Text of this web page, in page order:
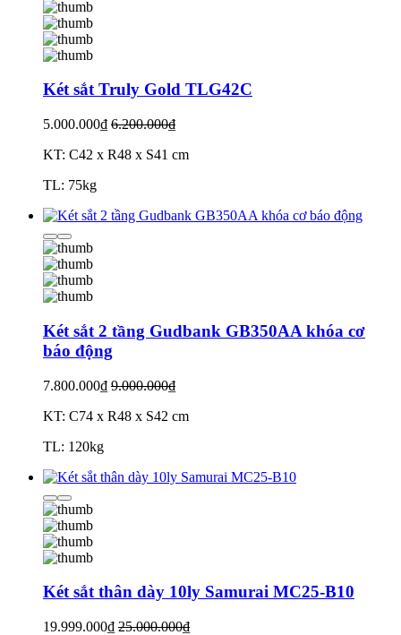
Két sắt Truly Gold TLG42C
5.000.000₫ 6.200.000₫
KT: C42 x R48 x S41 cm
TL: 75kg
Két sắt 2 tầng Gudbank GB350AA khóa cơ
báo động
7.800.000₫ 9.000.000₫
KT: C74 x R48 x S42 cm
TL: 120kg
Két sắt thân dày 10ly Samurai MC25-B10
19.999.000₫ 25.000.000₫